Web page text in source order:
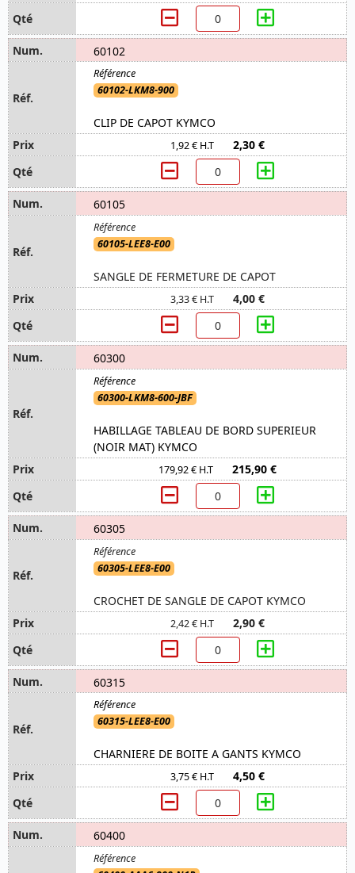
60102
60102-LKM8-900
CLIP DE CAPOT KYMCO
1,92 € H.T 2,30 €
60105
60105-LEE8-E00
SANGLE DE FERMETURE DE CAPOT
3,33 € H.T 4,00 €
60300
60300-LKM8-600-JBF
HABILLAGE TABLEAU DE BORD SUPERIEUR
(NOIR MAT) KYMCO
179,92 € H.T 215,90 €
60305
60305-LEE8-E00
CROCHET DE SANGLE DE CAPOT KYMCO
2,42 € H.T 2,90 €
60315
60315-LEE8-E00
CHARNIERE DE BOITE A GANTS KYMCO
3,75 € H.T 4,50 €
60400